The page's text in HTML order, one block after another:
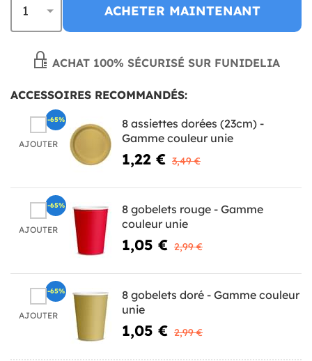
ACHETER MAINTENANT
ACHAT 100% SÉCURISÉ SUR FUNIDELIA
ACCESSOIRES RECOMMANDÉS:
AJOUTER
8 assiettes dorées (23cm) -
Gamme couleur unie
1,22 € 3,49 €
-65%
AJOUTER
8 gobelets rouge - Gamme
couleur unie
1,05 € 2,99 €
-65%
AJOUTER
8 gobelets doré - Gamme couleur
unie
1,05 € 2,99 €
-65%